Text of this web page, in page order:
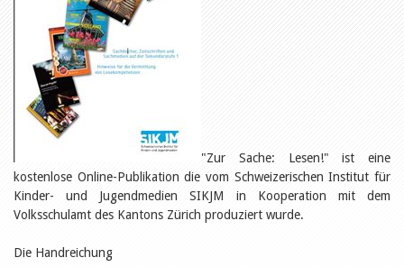
biblioBE nutzen
Qualitätsmanagement
Recht und Politik
Öffentlichkeitsarbeit
Leseförderung
Aus aller Welt
Verschiedenes
Lesetipps
Tags
Veranstaltungen
Kinder- und Jugendmedien
Bibliothek und Schule
Zielpublikum Kinder und
Jugendliche
"Zur Sache: Lesen!" ist eine
kostenlose Online-Publikation die vom Schweizerischen Institut für
Kinder- und Jugendmedien SIKJM in Kooperation mit dem
Volksschulamt des Kantons Zürich produziert wurde.
Die Handreichung